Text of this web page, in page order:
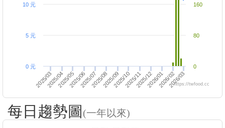
2025/032025/042025/052025/062025/072025/082025/092025/102025/112025/122026/012026/022026/03
0 元
5 元
10 元
0
80
160
https://twfood.cc
每日趨勢圖 (一年以來)